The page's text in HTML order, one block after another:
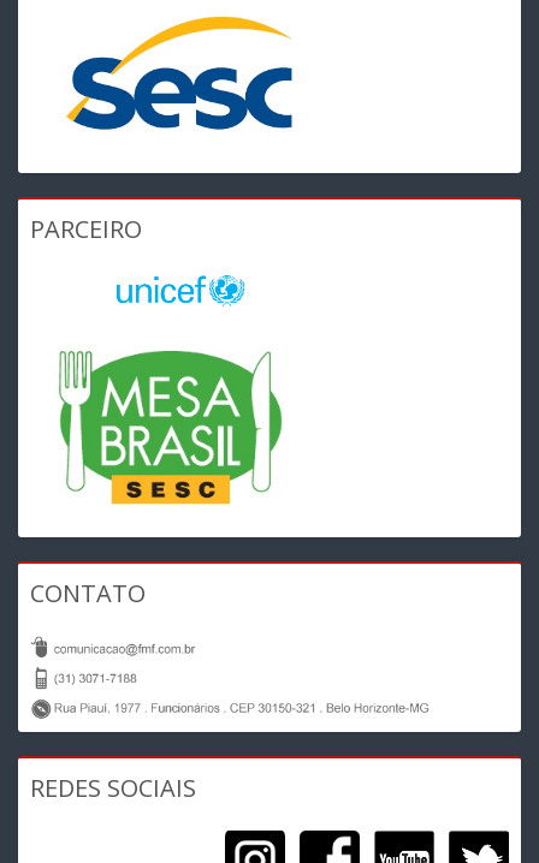
PARCEIRO
CONTATO
REDES SOCIAIS